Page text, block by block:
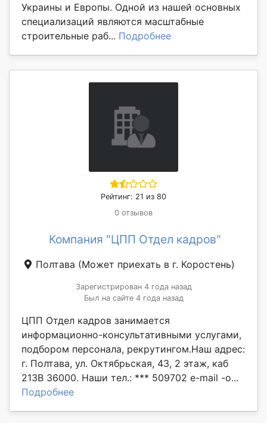
Украины и Европы. Одной из нашей основных
специализаций являются масштабные
строительные раб... Подробнее
Рейтинг: 21 из 80
0 отзывов
Компания "ЦПП Отдел кадров"
Полтава (Может приехать в г. Коростень)
Зарегистрирован 4 года назад
Был на сайте 4 года назад
ЦПП Отдел кадров занимается
информационно-консультативными услугами,
подбором персонала, рекрутингом.Наш адрес:
г. Полтава, ул. Октябрьская, 43, 2 этаж, каб
213В 36000. Наши тел.: *** 509702 e-mail -o...
Подробнее